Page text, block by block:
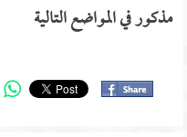
مذكور في المواضع التالية